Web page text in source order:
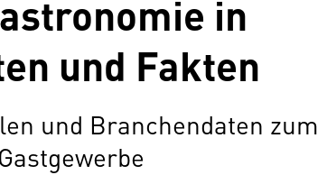
in
und Fakten
und Branchendaten zum